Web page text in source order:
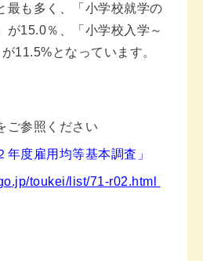
最も多く、「小学校就学の
が15.0％、「小学校入学～
11.5%となっています。
ご参照ください
年度雇用均等基本調査」
toukei/list/71-r02.html